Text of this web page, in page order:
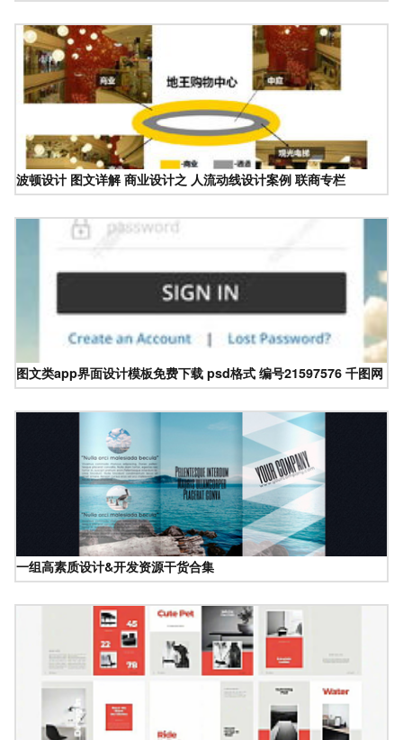
波顿设计 图文详解 商业设计之 人流动线设计案例 联商专栏
图文类app界面设计模板免费下载 psd格式 编号21597576 千图网
一组高素质设计&开发资源干货合集